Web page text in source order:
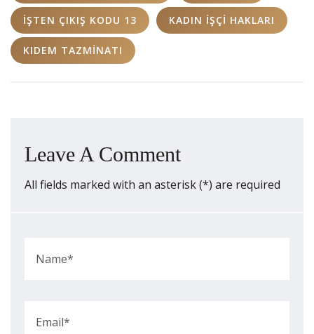
IŞTEN ÇIKIŞ KODU 13 KADIN IŞÇI HAKLARI
KIDEM TAZMINATI
Leave A Comment
All fields marked with an asterisk (*) are required